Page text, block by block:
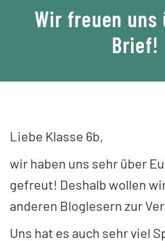
Wir freuen uns
Brief!
Liebe Klasse 6b,
wir haben uns sehr über
gefreut! Deshalb wollen
anderen Bloglesern zur
Uns hat es auch sehr viel